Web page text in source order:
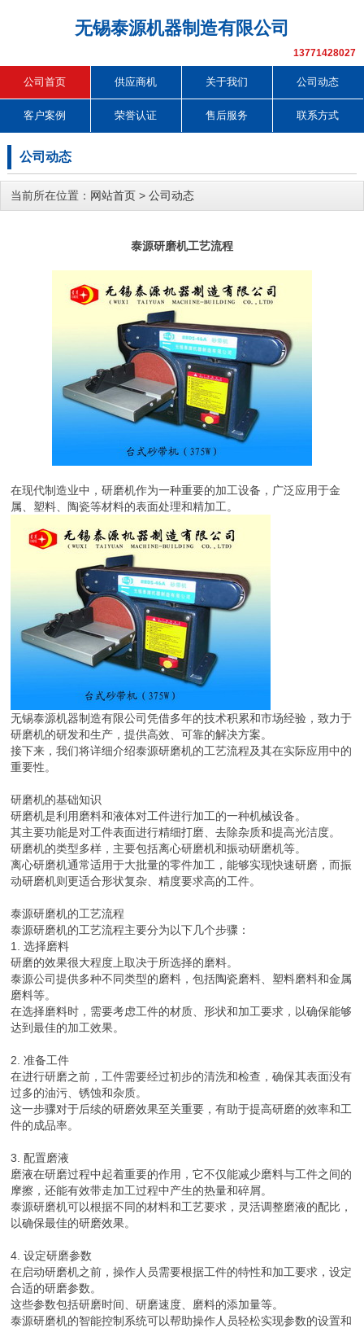
无锡泰源机器制造有限公司
13771428027
公司首页 供应商机 关于我们 公司动态
客户案例 荣誉认证 售后服务 联系方式
公司动态
当前所在位置： 网站首页 > 公司动态
泰源研磨机工艺流程
在现代制造业中，研磨机作为一种重要的加工设备，广泛应用于金
属、塑料、陶瓷等材料的表面处理和精加工。
无锡泰源机器制造有限公司凭借多年的技术积累和市场经验，致力于
研磨机的研发和生产，提供高效、可靠的解决方案。
接下来，我们将详细介绍泰源研磨机的工艺流程及其在实际应用中的
重要性。
研磨机的基础知识
研磨机是利用磨料和液体对工件进行加工的一种机械设备。
其主要功能是对工件表面进行精细打磨、去除杂质和提高光洁度。
研磨机的类型多样，主要包括离心研磨机和振动研磨机等。
离心研磨机通常适用于大批量的零件加工，能够实现快速研磨，而振
动研磨机则更适合形状复杂、精度要求高的工件。
泰源研磨机的工艺流程
泰源研磨机的工艺流程主要分为以下几个步骤：
1. 选择磨料
研磨的效果很大程度上取决于所选择的磨料。
泰源公司提供多种不同类型的磨料，包括陶瓷磨料、塑料磨料和金属
磨料等。
在选择磨料时，需要考虑工件的材质、形状和加工要求，以确保能够
达到最佳的加工效果。
2. 准备工件
在进行研磨之前，工件需要经过初步的清洗和检查，确保其表面没有
过多的油污、锈蚀和杂质。
这一步骤对于后续的研磨效果至关重要，有助于提高研磨的效率和工
件的成品率。
3. 配置磨液
磨液在研磨过程中起着重要的作用，它不仅能减少磨料与工件之间的
摩擦，还能有效带走加工过程中产生的热量和碎屑。
泰源研磨机可以根据不同的材料和工艺要求，灵活调整磨液的配比，
以确保最佳的研磨效果。
4. 设定研磨参数
在启动研磨机之前，操作人员需要根据工件的特性和加工要求，设定
合适的研磨参数。
这些参数包括研磨时间、研磨速度、磨料的添加量等。
泰源研磨机的智能控制系统可以帮助操作人员轻松实现参数的设置和